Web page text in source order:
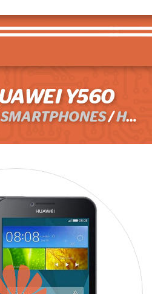
Y560
SMARTPHONES/HUAWEI